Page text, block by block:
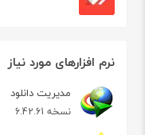
نرم افزارهای مورد نیاز
مدیریت دانلود
نسخه 6.42.61